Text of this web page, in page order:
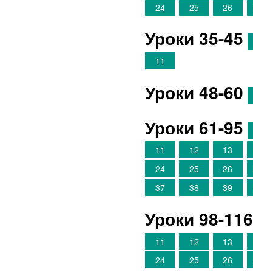
24
25 26
Уроки 35-45
11
Уроки 48-60
Уроки 61-95
11
12 13
24
25 26
37
38 39
Уроки 98-116
11
12 13
24
25 26